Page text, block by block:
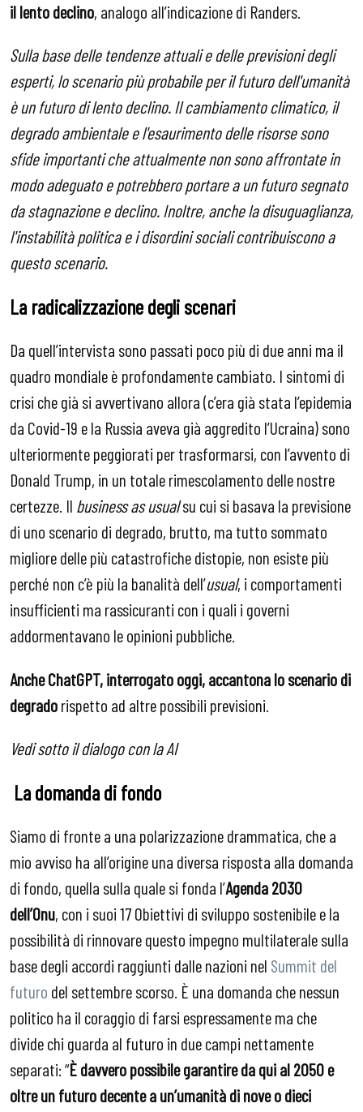
il lento declino, analogo all’indicazione di Randers.
Sulla base delle tendenze attuali e delle previsioni degli
esperti, lo scenario più probabile per il futuro dell'umanità
è un futuro di lento declino. Il cambiamento climatico, il
degrado ambientale e l'esaurimento delle risorse sono
sfide importanti che attualmente non sono affrontate in
modo adeguato e potrebbero portare a un futuro segnato
da stagnazione e declino. Inoltre, anche la disuguaglianza,
l'instabilità politica e i disordini sociali contribuiscono a
questo scenario.
La radicalizzazione degli scenari
Da quell’intervista sono passati poco più di due anni ma il
quadro mondiale è profondamente cambiato. I sintomi di
crisi che già si avvertivano allora (c’era già stata l’epidemia
da Covid-19 e la Russia aveva già aggredito l’Ucraina) sono
ulteriormente peggiorati per trasformarsi, con l’avvento di
Donald Trump, in un totale rimescolamento delle nostre
certezze. Il business as usualsu cui si basava la previsione
di uno scenario di degrado, brutto, ma tutto sommato
migliore delle più catastrofiche distopie, non esiste più
perché non c’è più la banalità dell’usual, i comportamenti
insufficienti ma rassicuranti con i quali i governi
addormentavano le opinioni pubbliche.
Anche ChatGPT, interrogato oggi, accantona lo scenario di
degradorispetto ad altre possibili previsioni.
Vedi sotto il dialogo con la AI
La domanda di fondo
Siamo di fronte a una polarizzazione drammatica, che a
mio avviso ha all’origine una diversa risposta alla domanda
di fondo, quella sulla quale si fonda l’Agenda 2030
dell’Onu, con i suoi 17 Obiettivi di sviluppo sostenibile e la
possibilità di rinnovare questo impegno multilaterale sulla
base degli accordi raggiunti dalle nazioni nel Summit del
futuro del settembre scorso. È una domanda che nessun
politico ha il coraggio di farsi espressamente ma che
divide chi guarda al futuro in due campi nettamente
separati: “È davvero possibile garantire da qui al 2050 e
oltre un futuro decente a un’umanità di nove o dieci